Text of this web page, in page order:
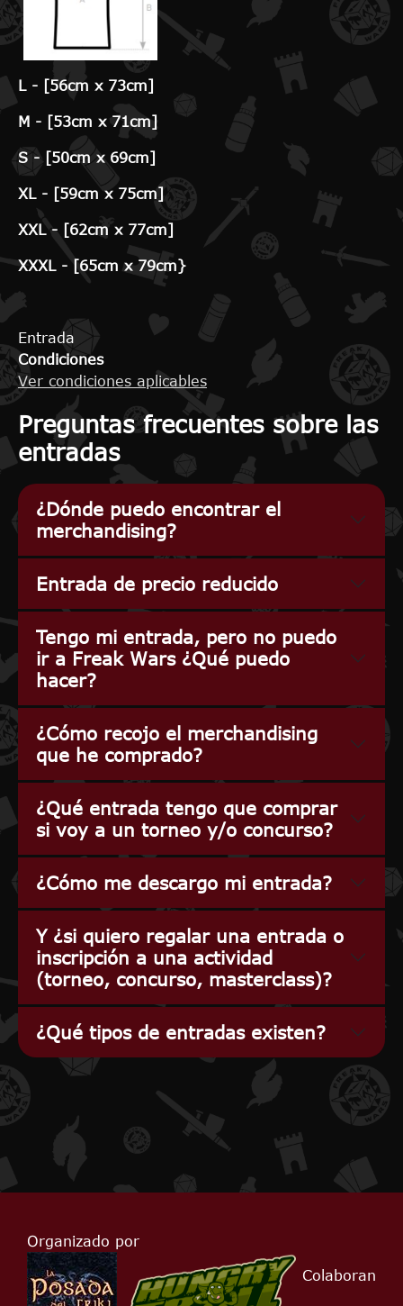
L - [56cm x 73cm]
M - [53cm x 71cm]
S - [50cm x 69cm]
XL - [59cm x 75cm]
XXL - [62cm x 77cm]
XXXL -[65cm x 79cm}
Entrada
Condiciones
Ver condiciones aplicables
Preguntas frecuentes sobre las
entradas
¿Dónde puedo encontrar el
merchandising?
Entrada de precio reducido
Tengo mi entrada, pero no puedo
ir a Freak Wars ¿Qué puedo
hacer?
¿Cómo recojo el merchandising
que he comprado?
¿Qué entrada tengo que comprar
si voy a un torneo y/o concurso?
¿Cómo me descargo mi entrada?
Y ¿si quiero regalar una entrada o
inscripción a una actividad
(torneo, concurso, masterclass)?
¿Qué tipos de entradas existen?
Organizado por
Colaboran